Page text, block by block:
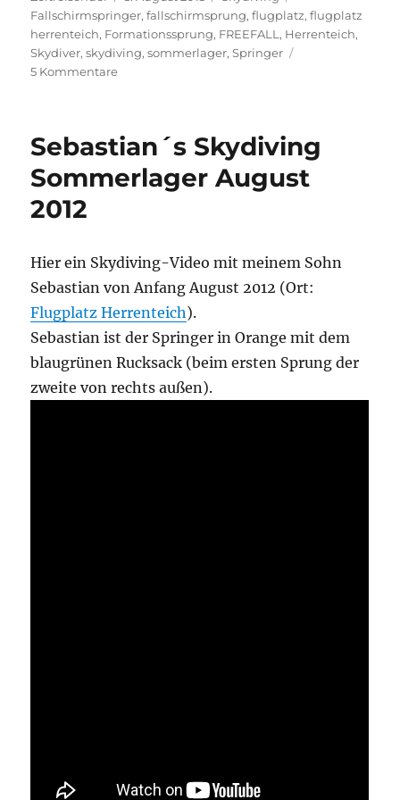
am
Fallschirmspringer,fallschirmsprung,flugplatz,flugplatz
herrenteich, Formationssprung, FREEFALL , Herrenteich,
Skydiver,skydiving,sommerlager,Springer
5 Kommentarezu
Sommerlager
2013
Sebastian´s Skydiving
Sommerlager August
2012
Hier ein Skydiving-Video mit meinem Sohn
Sebastian von Anfang August 2012 (Ort:
Flugplatz Herrenteich).
Sebastian ist der Springer in Orange mit dem
blaugrünen Rucksack (beim ersten Sprung der
zweite von rechts außen).